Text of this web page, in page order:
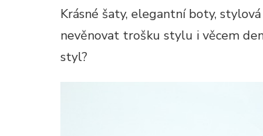
Krásné šaty, elegantní boty,
nevěnovat trošku stylu i věcem
styl?